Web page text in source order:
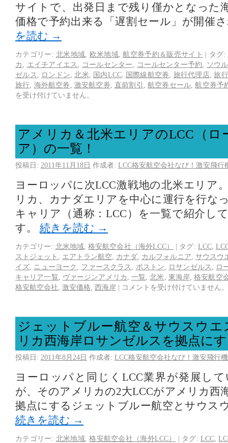
サイトで、出発日まで残り僅かとなった
価格で予約出来る「遅割セール」が開催
を読む →
カテゴリー: 北米地域 欧米地域 ,航空券予約＆販売サイト | タグ:
カ
エイチアイエス コールセンター コールセンター予約
ソウル
ゼルス
ロンドン ,北米 国内LCC, 国際線航空券 旅行代理店 ,旅
旅行 海外航空券 激安航空券 直前割引 航空券セール ,航空券予
を受け付けていません。
アメリカ＆北米エリアのLCC（ロ
ア）の一覧！
投稿日: 2011年11月18日 作成者: LCC格安航空会社なび！激安飛行
ヨーロッパに次LCC激戦地の北米エリア
リカ、カナダエリアを中心に運行を行な
キャリア（通称：LCC）を一覧で紹介し
す。 続きを読む →
カテゴリー: 北米地域 ,格安航空会社（海外LCC） | タグ: LCC,
ストジェット
エアトラン航空 カナダ カルフォルニア サウスウ
イズ
ニューヨーク ファースクラス ボストン ロサンゼルス
ロ
キャリア一覧
ヴァージンアメリカ 一覧 ,北米 東海岸 ,格安航空
格安航空会社 激安価格 西海岸 | コメントを受け付けていません。
ジェットブルー航空＆サウスウエ
リカ西海岸ロサンゼルスを拠点に
投稿日: 2011年8月24日 作成者: LCC格安航空会社なび！激安飛行
ヨーロッパと同じくLCC業界が発展し
が、そのアメリカの2大LCCがアメリカ西
拠点にするジェットブルー航空とサウス
続きを読む →
カテゴリー: 北米地域 ,格安航空会社（海外LCC） | タグ: LCC,